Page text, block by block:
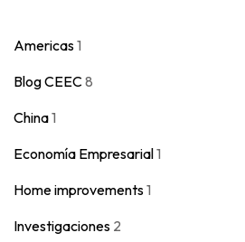
Americas1
Blog CEEC8
China1
Economía Empresarial1
Home improvements1
Investigaciones 2